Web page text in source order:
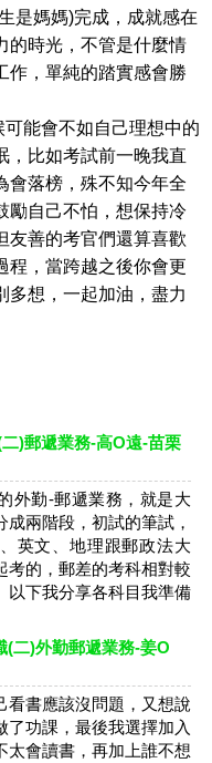
是媽媽)完成，成就感在
的時光，不管是什麼情
作，單純的踏實感會勝
能會不如自己理想中的
，比如考試前一晚我直
會落榜，殊不知今年全
勵自己不怕，想保持冷
友善的考官們還算喜歡
程，當跨越之後你會更
多想，一起加油，盡力
)郵遞業務-高O遠-苗栗
外勤-郵遞業務，就是大
兩階段，初試的筆試，
英文、地理跟郵政法大
考的，郵差的考科相對較
以下我分享各科目我準備
(二)外勤郵遞業務-姜O
看書應該沒問題，又想說
了功課，最後我選擇加入
太會讀書，再加上誰不想